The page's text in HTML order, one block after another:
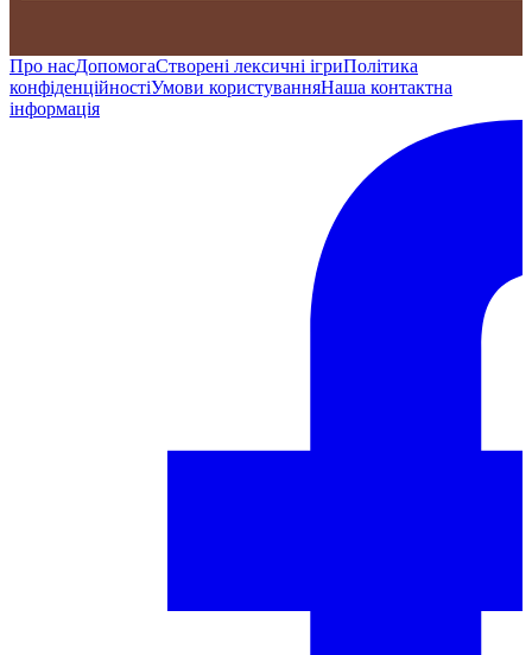
Про насДопомогаСтворені лексичні ігриПолітика
конфіденційностіУмови користуванняНаша контактна
інформація